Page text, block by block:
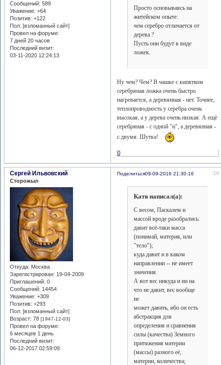
Сообщений: 589
Уважение: +64
Позитив: +122
Пол: [взломанный сайт]
Провел на форуме:
7 дней 20 часов
Последний визит:
03-11-2020 12:24:13
Просто основываясь на
житейском опыте:
чем серебро отличается от
дерева ?
Пусть они будут в виде
ложек.
Ну чем? Чем? В чашке с кипятком
серебряная ложка очень быстро
нагревается, а деревянная - нет. Точнее,
теплопроводность у серебра очень
высокая, а у дерева очень низкая. А ещё
серебряная - с одной "н", а деревянная -
с двумя. Шутка!
0
Поделиться 19
09-09-2016 21:30:16
Сергей Ильвовский
Сторожыл
Откуда: Москва
Зарегистрирован: 19-04-2009
Приглашений: 0
Сообщений: 14454
Уважение: +309
Позитив: +293
Пол: [взломанный сайт]
Возраст: 78[1947-12-03]
Провел на форуме:
6 месяцев 1 день
Последний визит:
06-12-2017 02:59:09
Катя написал(а):
С весом, Паскалем и
массой вроде разобрались:
давит всё-таки масса
(понимай, материя, или
"тело");
куда давит и в каком
направлении -- не имеет
значения.
А вот вес никуда и ни на
что не давит, вес вообще
не
может давить, ибо он есть
абстракция для
определения и сравнения
силы (качества) Земного
притяжения материи
(массы) разного её,
материи, количества;